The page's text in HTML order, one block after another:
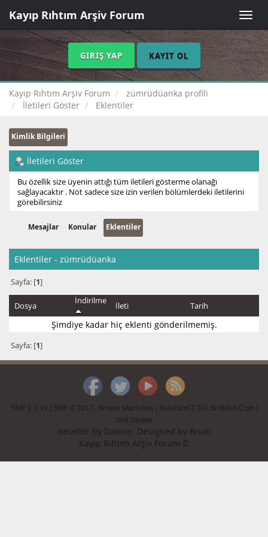
Toggle
Kayıp Rıhtım Arşiv Forum
GIRIŞ YAP KAYIT OL
Kayıp Rıhtım Arşiv Forum
zümrüdüanka profili
İletileri Göster
Eklentiler
Kimlik Bilgileri
İletileri Göster
Bu özellik size üyenin attığı tüm iletileri gösterme olanağı
sağlayacaktır . Not sadece size izin verilen bölümlerdeki iletilerini
görebilirsiniz
Mesajlar Konular Eklentiler
Eklentiler - zümrüdüanka
Sayfa: [1]
Dosya İndirilme İleti Tarih
Şimdiye kadar hiç eklenti gönderilmemiş.
Sayfa: [1]
SMF 2.0.19 | SMF © 2017 Simple Machines | Seo4Smf 2.0 © SmfMod.Com |
Smf Destek
Reseller by Daniiel. Designed by Brian
Kayıp Rıhtım Arşiv Forum ©